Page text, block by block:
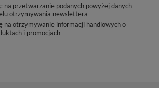
na przetwarzanie podanych powyżej danych
otrzymywania newslettera
na otrzymywanie informacji handlowych o
i promocjach